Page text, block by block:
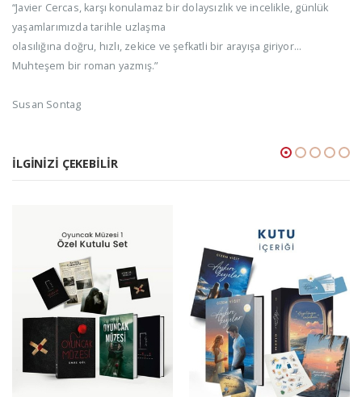
“Javier Cercas, karşı konulamaz bir dolaysızlık ve incelikle, günlük
yaşamlarımızda tarihle uzlaşma
olasılığına doğru, hızlı, zekice ve şefkatli bir arayışa giriyor...
Muhteşem bir roman yazmış.”
Susan Sontag
İLGINIZI ÇEKEBILIR